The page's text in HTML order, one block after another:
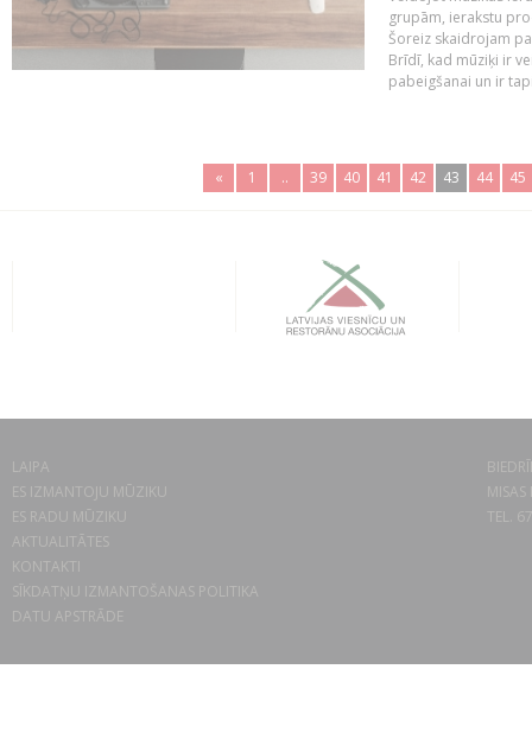
grupām, ierakstu
Šoreiz skaidrojam
Brīdī, kad mūziķi ir
pabeigšanai un ir
« 1 .. 39 40 41 42 43 44 45
LAIPA
ES IZMANTOJU MŪZIKU
ES RADU MŪZIKU
AKTUALITĀTES
KONTAKTI
SĪKDATŅU IZMANTOŠANAS POLITIKA
DATU APSTRĀDE
TEL.